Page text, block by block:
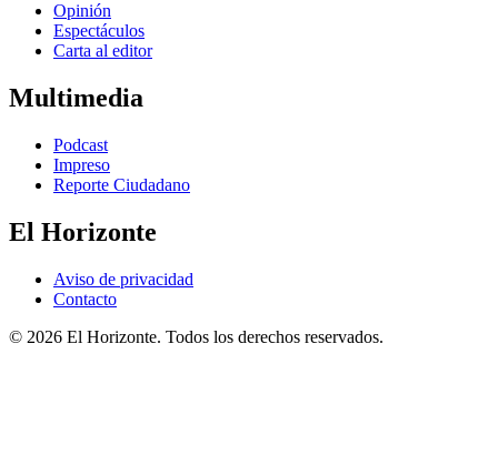
Opinión
Espectáculos
Carta al editor
Multimedia
Podcast
Impreso
Reporte Ciudadano
El Horizonte
Aviso de privacidad
Contacto
© 2026 El Horizonte. Todos los derechos reservados.